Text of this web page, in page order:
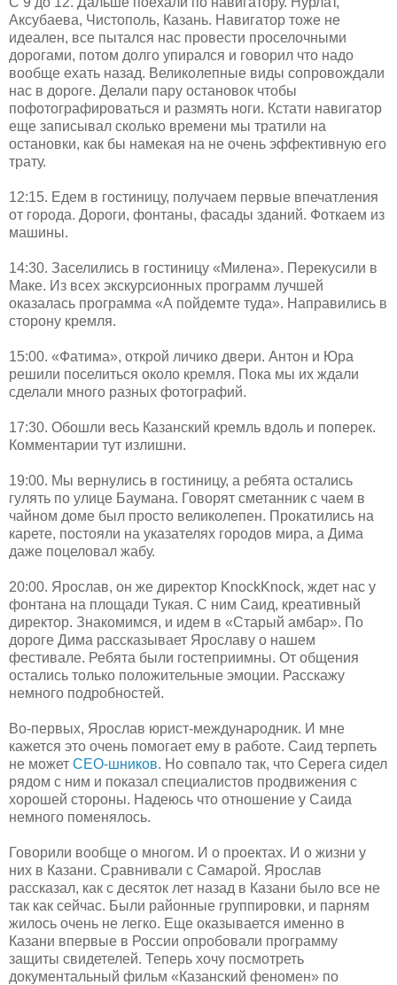
Аксубаева, Чистополь, Казань. Навигатор тоже не
идеален, все пытался нас провести проселочными
дорогами, потом долго упирался и говорил что надо
вообще ехать назад. Великолепные виды сопровождали
нас в дороге. Делали пару остановок чтобы
пофотографироваться и размять ноги. Кстати навигатор
еще записывал сколько времени мы тратили на
остановки, как бы намекая на не очень эффективную его
трату.
12:15. Едем в гостиницу, получаем первые впечатления
от города. Дороги, фонтаны, фасады зданий. Фоткаем из
машины.
14:30. Заселились в гостиницу «Милена». Перекусили в
Маке. Из всех экскурсионных программ лучшей
оказалась программа «А пойдемте туда». Направились в
сторону кремля.
15:00. «Фатима», открой личико двери. Антон и Юра
решили поселиться около кремля. Пока мы их ждали
сделали много разных фотографий.
17:30. Обошли весь Казанский кремль вдоль и поперек.
Комментарии тут излишни.
19:00. Мы вернулись в гостиницу, а ребята остались
гулять по улице Баумана. Говорят сметанник с чаем в
чайном доме был просто великолепен. Прокатились на
карете, постояли на указателях городов мира, а Дима
даже поцеловал жабу.
20:00. Ярослав, он же директор KnockKnock, ждет нас у
фонтана на площади Тукая. С ним Саид, креативный
директор. Знакомимся, и идем в «Старый амбар». По
дороге Дима рассказывает Ярославу о нашем
фестивале. Ребята были гостеприимны. От общения
остались только положительные эмоции. Расскажу
немного подробностей.
Во-первых, Ярослав юрист-международник. И мне
кажется это очень помогает ему в работе. Саид терпеть
не может СЕО-шников. Но совпало так, что Серега сидел
рядом с ним и показал специалистов продвижения с
хорошей стороны. Надеюсь что отношение у Саида
немного поменялось.
Говорили вообще о многом. И о проектах. И о жизни у
них в Казани. Сравнивали с Самарой. Ярослав
рассказал, как с десяток лет назад в Казани было все не
так как сейчас. Были районные группировки, и парням
жилось очень не легко. Еще оказывается именно в
Казани впервые в России опробовали программу
защиты свидетелей. Теперь хочу посмотреть
документальный фильм «Казанский феномен» по